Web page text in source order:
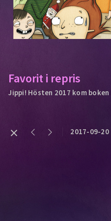
Favorit i repris
Jippi! Hösten 2017 kom boken
2017-09-20